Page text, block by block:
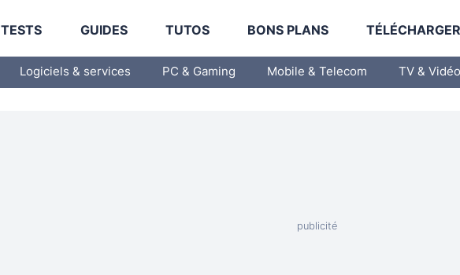
TESTS GUIDES TUTOS BONS PLANS
Logiciels & services PC & Gaming Mobile & Telecom TV & Vidéo